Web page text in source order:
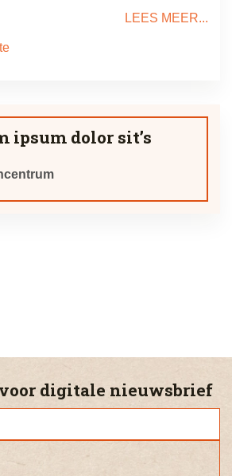
LEES MEER...
ipsum dolor sit’s
digitale nieuwsbrief